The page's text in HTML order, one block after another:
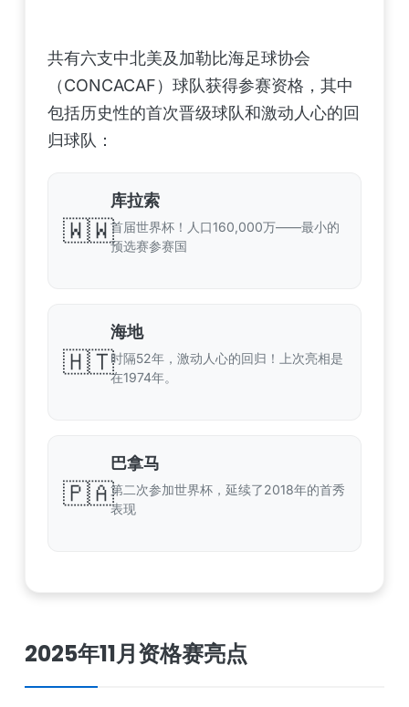
共有六支中北美及加勒比海足球协会
（CONCACAF）球队获得参赛资格，其中
包括历史性的首次晋级球队和激动人心的回
归球队：
🇼🇼
库拉索
首届世界杯！人口160,000万——最小的
预选赛参赛国
🇭🇹
海地
时隔52年，激动人心的回归！上次亮相是
在1974年。
🇵🇦
巴拿马
第二次参加世界杯，延续了2018年的首秀
表现
2025年11月资格赛亮点